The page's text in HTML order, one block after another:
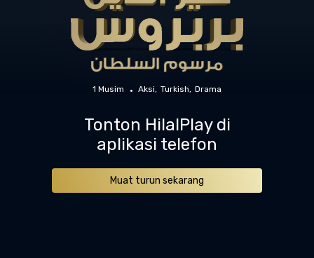
1 Musim Aksi Turkish Drama
Tonton HilalPlay di
aplikasi telefon
Muat turun sekarang